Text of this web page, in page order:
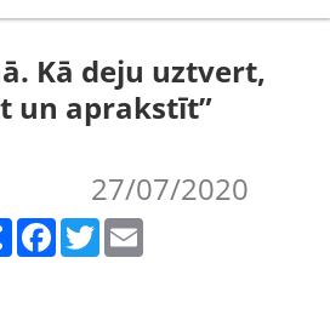
Kā deju uztvert,
un aprakstīt”
27/07/2020
Facebook Twitter